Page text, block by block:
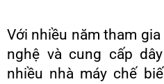
Với nhiều năm tham
nghệ và cung cấp
nhiều nhà máy chế